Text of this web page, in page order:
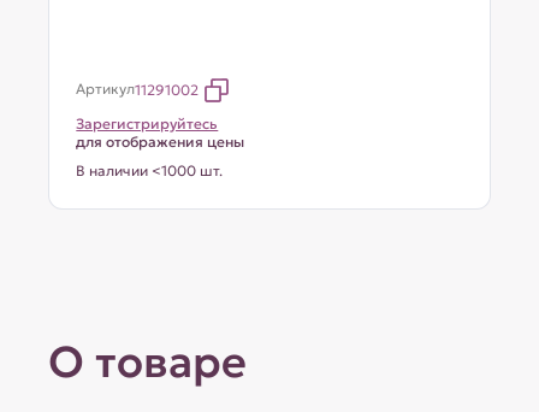
Артикул11291002
Зарегистрируйтесь
для отображения цены
В наличии <1000 шт.
О товаре